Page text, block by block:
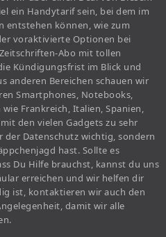
ein Handytarif sein, bei dem im
entstehen können, wie zum
voraktivierte Optionen bei
Abo mit tollen
Kündigungsfrist im Blick und
anderen Bereichen schauen wir
Smartphones, Notebooks,
Frankreich, Italien, Spanien,
den vielen Gadgets zu sehr
Datenschutz wichtig, sondern
hast. Sollte es
Du Hilfe brauchst, kannst du uns
erreichen und wir helfen dir
ist, kontaktieren wir auch den
damit wir alle